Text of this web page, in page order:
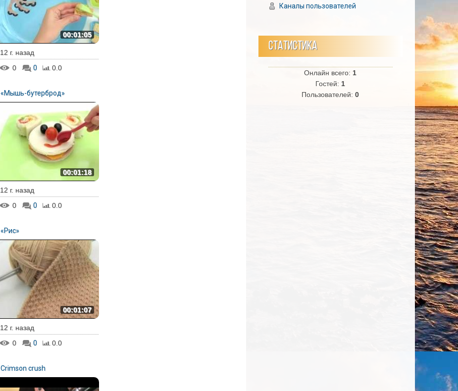
00:01:05
12 г. назад
0
0 0.0
«Мышь-бутерброд»
00:01:18
12 г. назад
0
0 0.0
«Рис»
00:01:07
12 г. назад
0
0 0.0
Crimson crush
Каналы пользователей
СТАТИСТИКА
Онлайн всего: 1
Гостей: 1
Пользователей:0